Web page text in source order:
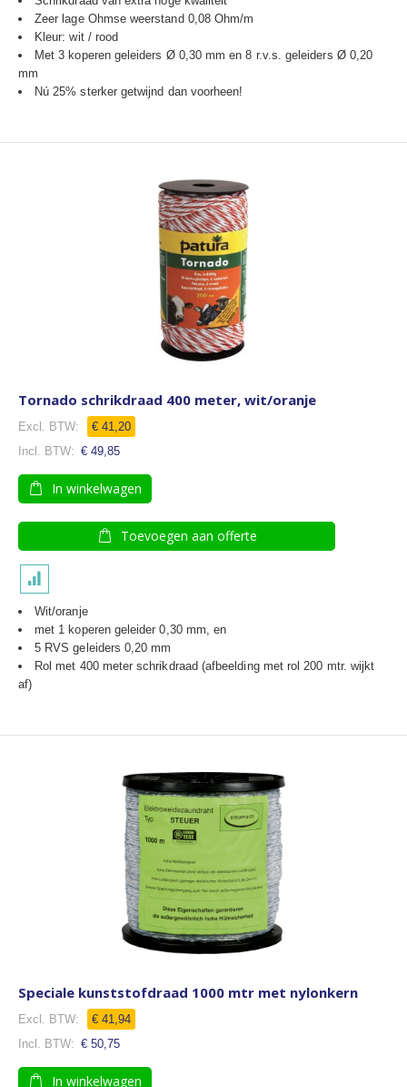
Zeer lage Ohmse weerstand 0,08 Ohm/m
Kleur: wit / rood
Met 3 koperen geleiders Ø 0,30 mm en 8 r.v.s. geleiders Ø 0,20
mm
Nú 25% sterker getwijnd dan voorheen!
Tornado schrikdraad 400 meter, wit/oranje
€ 41,20
€ 49,85
In winkelwagen
Toevoegen aan offerte
Wit/oranje
met 1 koperen geleider 0,30 mm, en
5 RVS geleiders 0,20 mm
Rol met 400 meter schrikdraad (afbeelding met rol 200 mtr. wijkt
af)
Speciale kunststofdraad 1000 mtr met nylonkern
€ 41,94
€ 50,75
In winkelwagen